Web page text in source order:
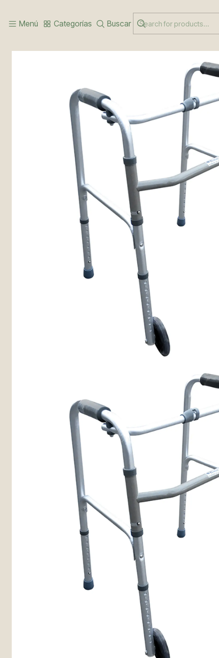
Menú Categorías Buscar
Inicio CUIDADO DEL PACIENTE ANDADOR PLEGABLES CON